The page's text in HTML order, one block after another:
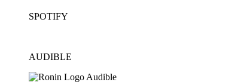
SPOTIFY
AUDIBLE